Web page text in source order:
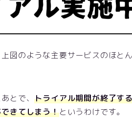
図のような主要サービスのほと
とで、トライアル期間が終了す
きてしまう！というわけです。